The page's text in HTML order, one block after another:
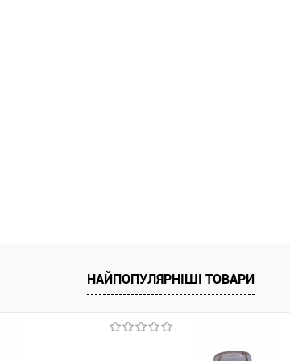
НАЙПОПУЛЯРНІШІ ТОВАРИ